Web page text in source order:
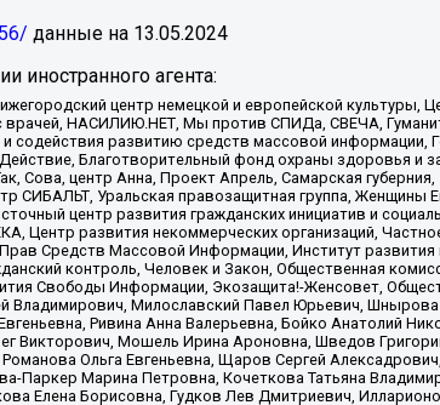
данные на 13.05.2024
агента:
центр немецкой и европейской культуры,
врачей, НАСИЛИЮ.НЕТ, Мы против СПИДа, СВЕЧА,
развитию средств массовой информации,
Благотворительный фонд охраны здоровья
Сова, центр Анна, Проект Апрель, Самарская
СИБАЛЬТ, Уральская правозащитная группа, Женщины
центр развития гражданских инициатив и
развития некоммерческих организаций,
Средств Массовой Информации, Институт
контроль, Человек и Закон, Общественная
Свободы Информации, Экозащита!-Женсовет,
Владимирович, Милославский Павел Юрьевич,
Ривина Анна Валерьевна, Бойко Анатолий
Викторович, Мошель Ирина Ароновна, Шведов
Ольга Евгеньевна, Щаров Сергей
Паркер Марина Петровна, Кочеткова Татьяна
Елена Борисовна, Гудков Лев Дмитриевич,